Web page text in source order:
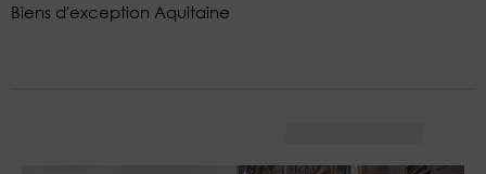
Biens d'exception Aquitaine